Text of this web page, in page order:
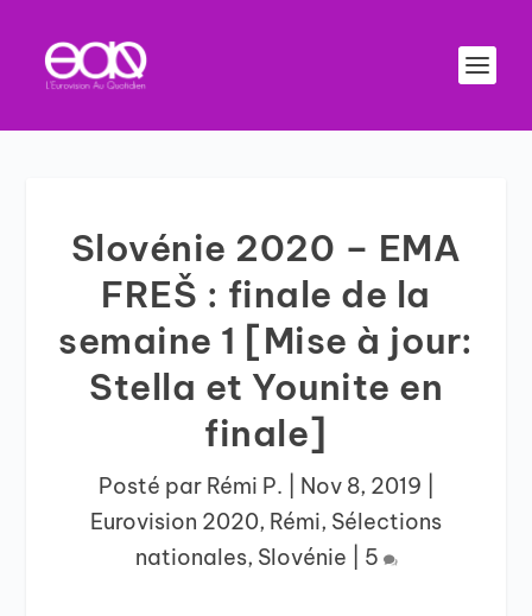
Slovénie 2020 – EMA
FREŠ : finale de la
semaine 1 [Mise à jour:
Stella et Younite en
finale]
Posté par Rémi P. Nov 8, 2019
Eurovision 2020, Rémi, Sélections
nationales, Slovénie 5